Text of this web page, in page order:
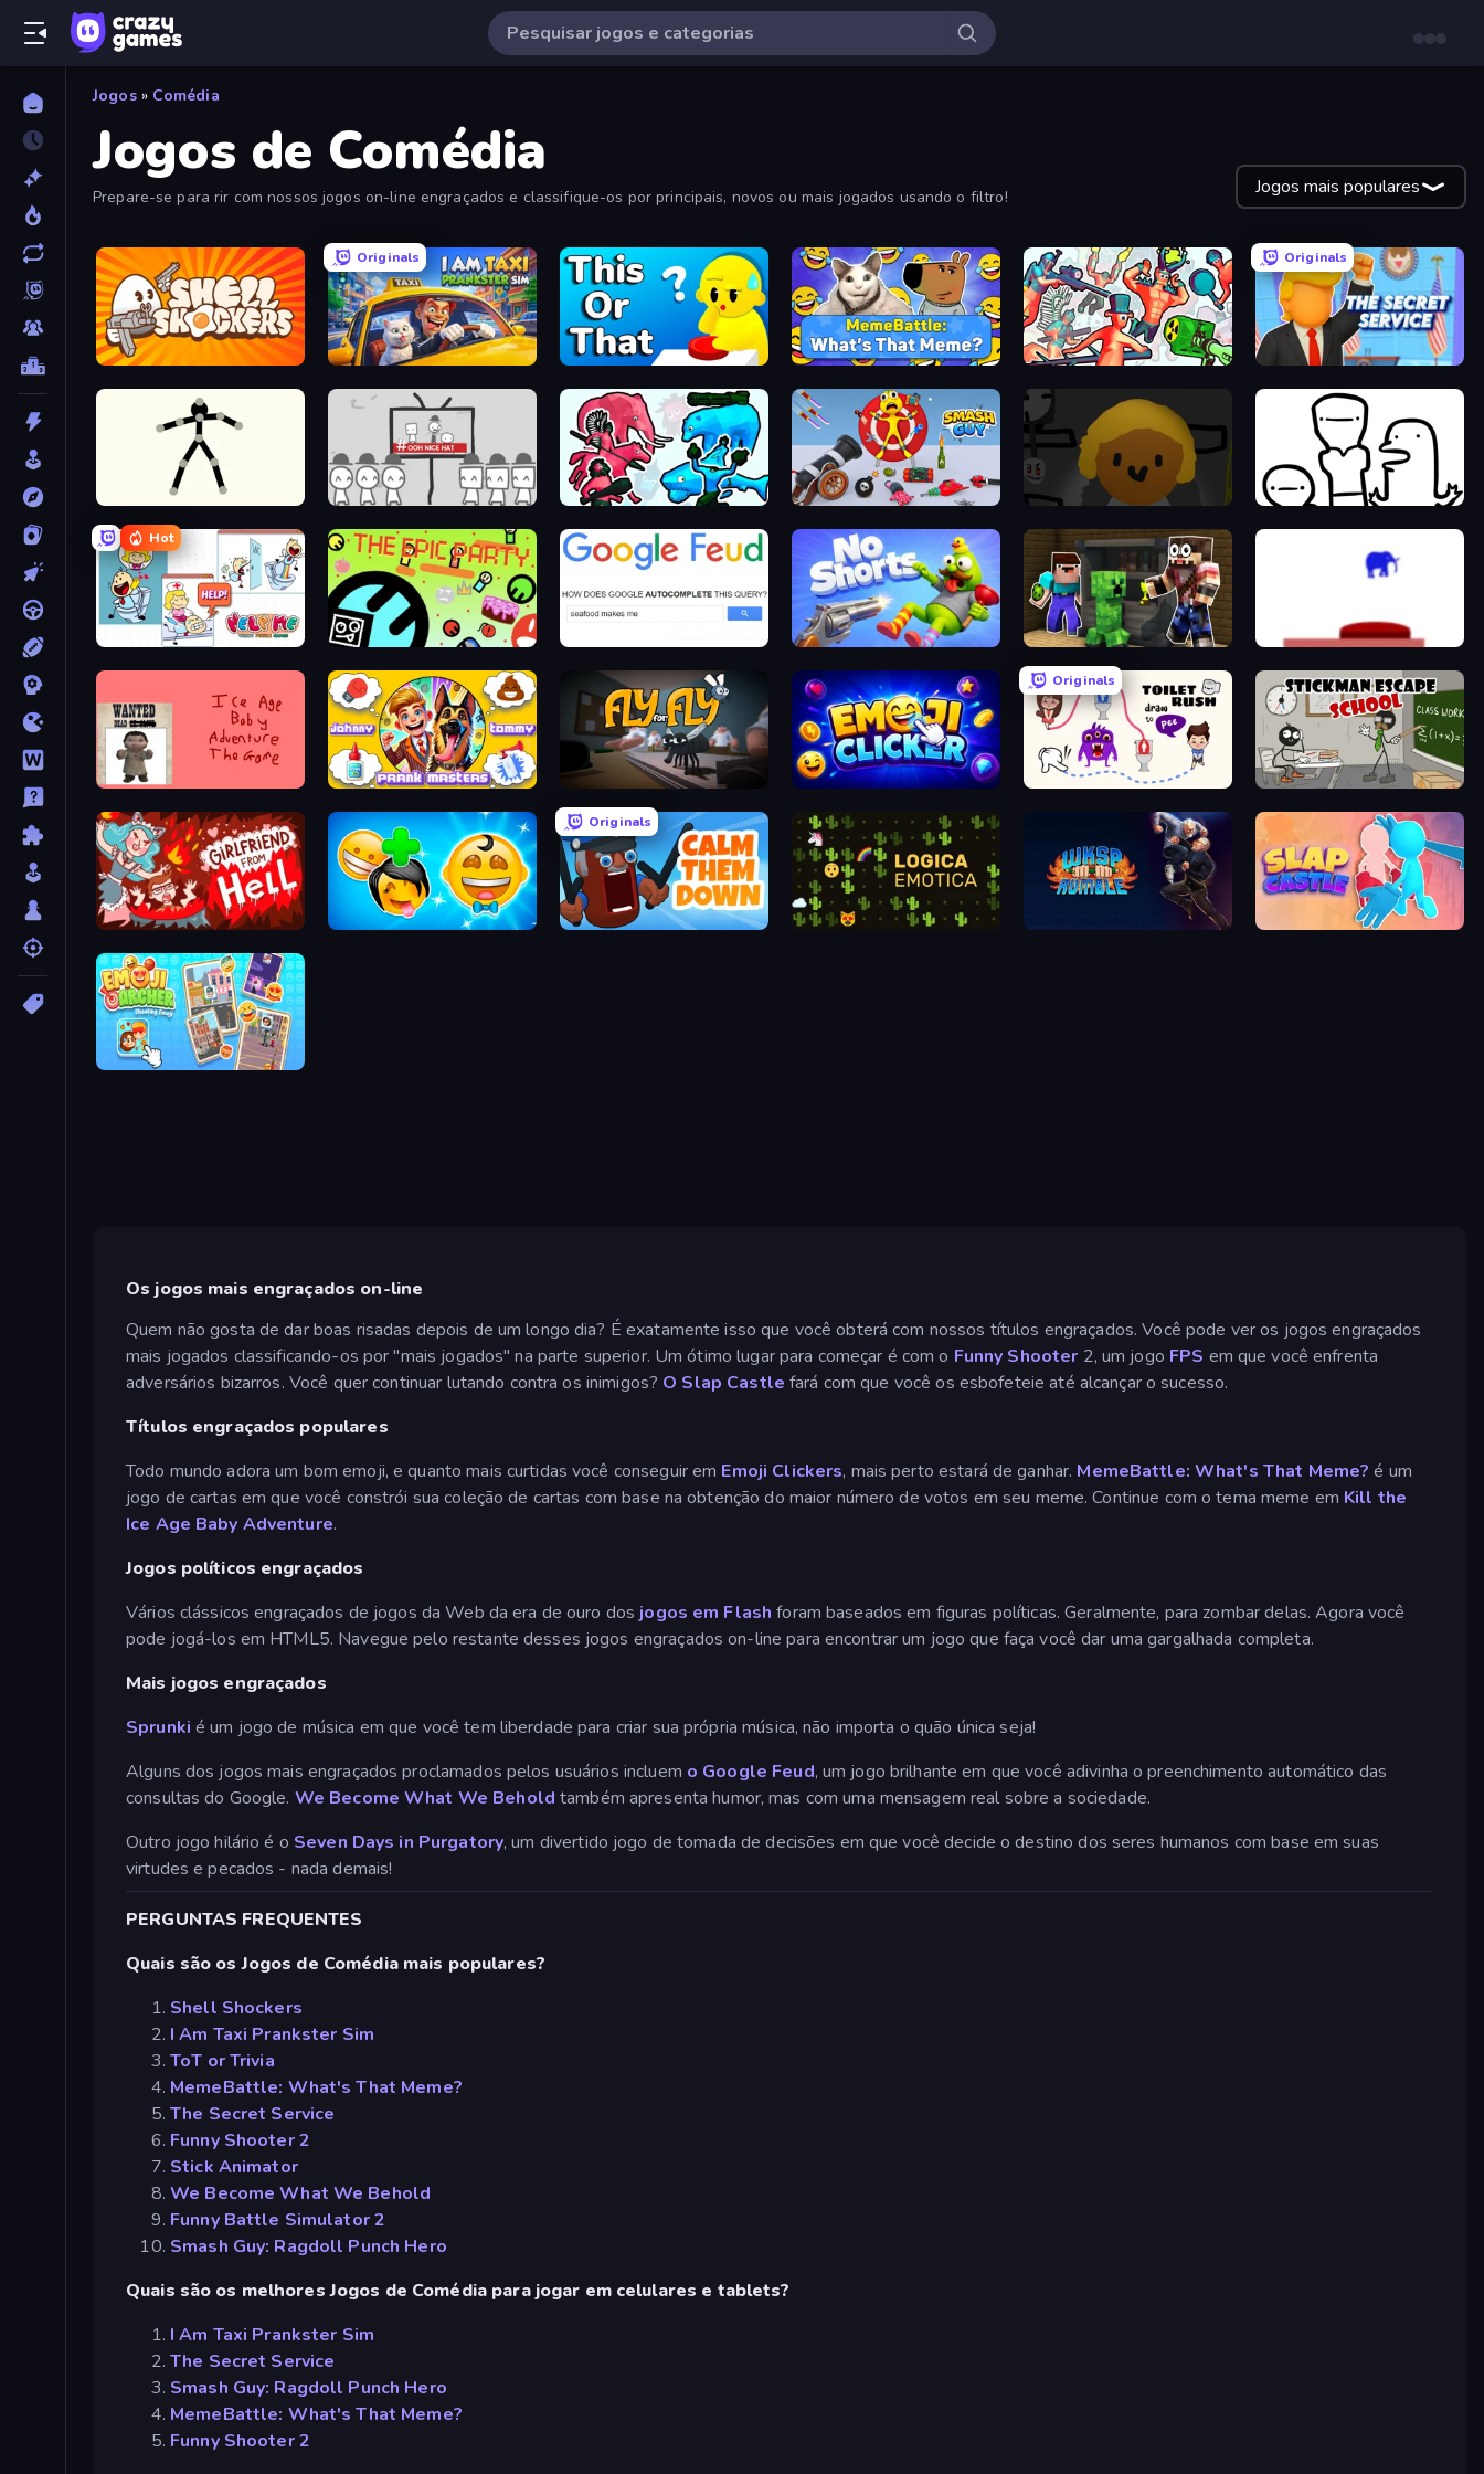
Jogos » Comédia
Jogos de Comédia
Prepare-se para rir com nossos jogos on-line engraçados e classifique-os por principais, novos ou mais jogados usando o filtro! Jogos mais populares
Shell Shockers
Originals
I Am Taxi Prankster Sim ToT or Trivia MemeBattle: What's That Meme? Funny Shooter 2
Originals
The Secret Service
Stick Animator We Become What We Behold Funny Battle Simulator 2 Smash Guy: Ragdoll Punch Hero Seven Days in Purgatory I Don't Even Know
Hot
Help Me: Tricky Puzzle Games The Epic Party No Shorts Noob Trolls Pro This Is The Only Level
Johnny n Tommy - Prank Masters Emoji Clickers
Originals
Toilet Rush - Draw Puzzle Stickman Escape School
Girlfriend from Hell Smileys: Family Tree emoji
Originals
Calm Them Down Logica Emotica
Emoji Archer - Shooting Emoji
Os jogos mais engraçados on-line
Quem não gosta de dar boas risadas depois de um longo dia? É exatamente isso que você obterá com nossos títulos engraçados. Você pode ver os jogos engraçados
mais jogados classificando-os por "mais jogados" na parte superior. Um ótimo lugar para começar é com o Funny Shooter 2, um jogo FPS em que você enfrenta
adversários bizarros. Você quer continuar lutando contra os inimigos? O Slap Castlefará com que você os esbofeteie até alcançar o sucesso.
Títulos engraçados populares
Todo mundo adora um bom emoji, e quanto mais curtidas você conseguir em Emoji Clickers, mais perto estará de ganhar. MemeBattle: What's That Meme?é um
jogo de cartas em que você constrói sua coleção de cartas com base na obtenção do maior número de votos em seu meme. Continue com o tema meme em Kill the
Ice Age Baby Adventure.
Jogos políticos engraçados
Vários clássicos engraçados de jogos da Web da era de ouro dos jogos em Flash foram baseados em figuras políticas. Geralmente, para zombar delas. Agora você
pode jogá-los em HTML5. Navegue pelo restante desses jogos engraçados on-line para encontrar um jogo que faça você dar uma gargalhada completa.
Mais jogos engraçados
Sprunki é um jogo de música em que você tem liberdade para criar sua própria música, não importa o quão única seja!
Alguns dos jogos mais engraçados proclamados pelos usuários incluem o Google Feud, um jogo brilhante em que você adivinha o preenchimento automático das
consultas do Google. We Become What We Behold também apresenta humor, mas com uma mensagem real sobre a sociedade.
Outro jogo hilário é o Seven Days in Purgatory, um divertido jogo de tomada de decisões em que você decide o destino dos seres humanos com base em suas
virtudes e pecados - nada demais!
PERGUNTAS FREQUENTES
Quais são os Jogos de Comédia mais populares?
Shell Shockers
I Am Taxi Prankster Sim
ToT or Trivia
MemeBattle: What's That Meme?
The Secret Service
Funny Shooter 2
Stick Animator
We Become What We Behold
Funny Battle Simulator 2
Smash Guy: Ragdoll Punch Hero
Quais são os melhores Jogos de Comédia para jogar em celulares e tablets?
I Am Taxi Prankster Sim
The Secret Service
Smash Guy: Ragdoll Punch Hero
MemeBattle: What's That Meme?
Funny Shooter 2